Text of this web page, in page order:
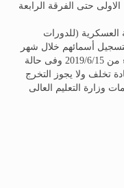
حتى الفرقة الرابعة
العسكرية (للدورات
أسمائهم خلال شهر
ابريل (4) لعام 2019 بهذه الدورات التى تبدء من 2019/6/15 وفى حالة
تخلف ولا يجوز التخرج
وزارة التعليم العالى